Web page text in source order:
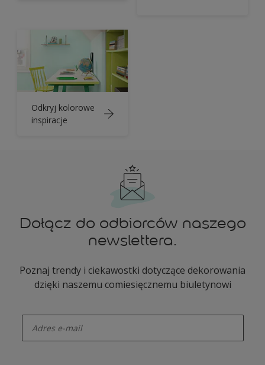
Odkryj kolorowe
inspiracje
Dołącz do odbiorców naszego
newslettera.
Poznaj trendy i ciekawostki dotyczące dekorowania
dzięki naszemu comiesięcznemu biuletynowi